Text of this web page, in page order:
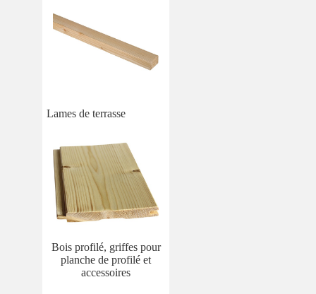
Lames de terrasse
Bois profilé, griffes pour
planche de profilé et
accessoires